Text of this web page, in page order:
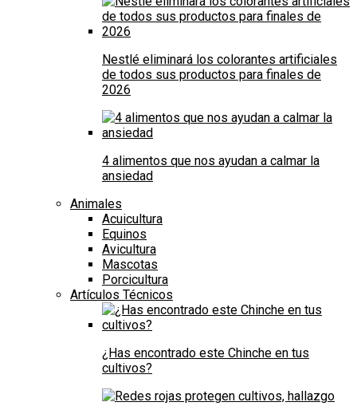
Nestlé eliminará los colorantes artificiales
de todos sus productos para finales de
2026
4 alimentos que nos ayudan a calmar la
ansiedad
Animales
Acuicultura
Equinos
Avicultura
Mascotas
Porcicultura
Artículos Técnicos
¿Has encontrado este Chinche en tus
cultivos?